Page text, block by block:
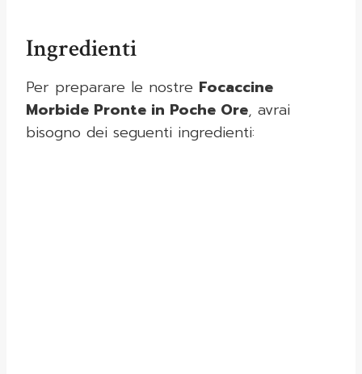
Ingredienti
Per preparare le nostre Focaccine
Morbide Pronte in Poche Ore, avrai
bisogno dei seguenti ingredienti: